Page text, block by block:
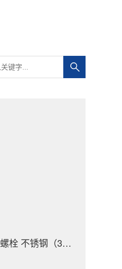
大庆内六角圆柱头法兰面螺栓 不锈钢（304/316）碳钢 合金钢